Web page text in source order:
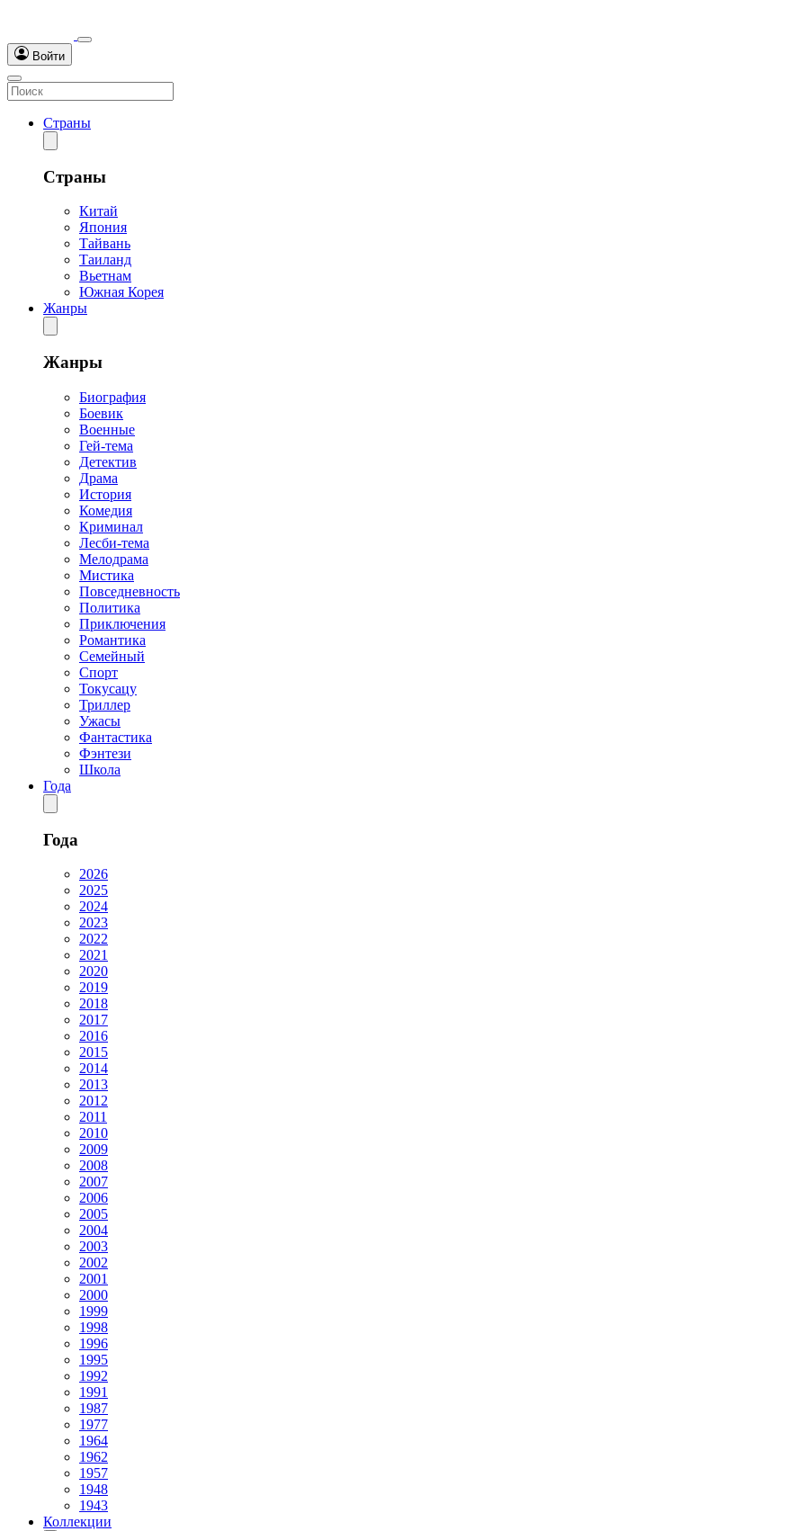
Войти
Страны
Страны
Китай
Япония
Тайвань
Таиланд
Вьетнам
Южная Корея
Жанры
Жанры
Биография
Боевик
Военные
Гей-тема
Детектив
Драма
История
Комедия
Криминал
Лесби-тема
Мелодрама
Мистика
Повседневность
Политика
Приключения
Романтика
Семейный
Спорт
Токусацу
Триллер
Ужасы
Фантастика
Фэнтези
Школа
Года
Года
2026
2025
2024
2023
2022
2021
2020
2019
2018
2017
2016
2015
2014
2013
2012
2011
2010
2009
2008
2007
2006
2005
2004
2003
2002
2001
2000
1999
1998
1996
1995
1992
1991
1987
1977
1964
1962
1957
1948
1943
Коллекции